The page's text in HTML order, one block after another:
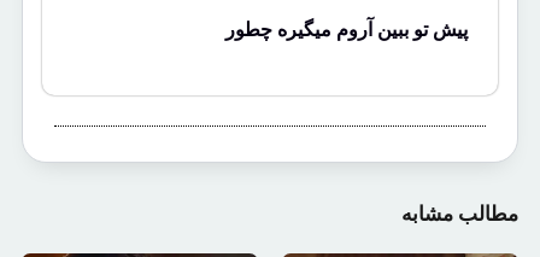
پیش تو ببین آروم میگیره چطور
مطالب مشابه